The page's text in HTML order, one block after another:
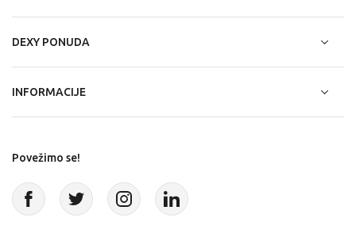
DEXY PONUDA
INFORMACIJE
Povežimo se!